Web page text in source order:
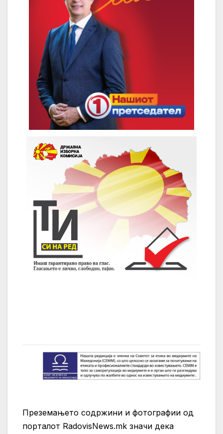
Преземањето содржини и фотографии од
порталот RadovisNews.mk значи дека